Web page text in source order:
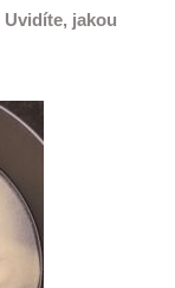
Uvidíte, jakou